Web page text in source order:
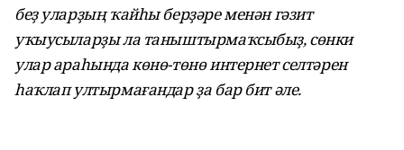
беҙ уларҙың ҡайһы берҙәре менән гәзит
уҡыусыларҙы ла таныштырмаҡсыбыҙ, сөнки
улар араһында көнө-төнө интернет селтәрен
һаҡлап ултырмағандар ҙа бар бит әле.